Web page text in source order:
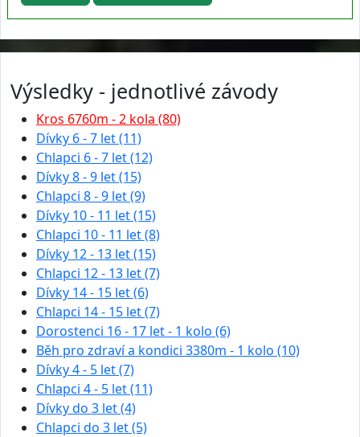
Výsledky - jednotlivé závody
Kros 6760m - 2 kola (80)
Dívky 6 - 7 let (11)
Chlapci 6 - 7 let (12)
Dívky 8 - 9 let (15)
Chlapci 8 - 9 let (9)
Dívky 10 - 11 let (15)
Chlapci 10 - 11 let (8)
Dívky 12 - 13 let (15)
Chlapci 12 - 13 let (7)
Dívky 14 - 15 let (6)
Chlapci 14 - 15 let (7)
Dorostenci 16 - 17 let - 1 kolo (6)
Běh pro zdraví a kondici 3380m - 1 kolo (10)
Dívky 4 - 5 let (7)
Chlapci 4 - 5 let (11)
Dívky do 3 let (4)
Chlapci do 3 let (5)